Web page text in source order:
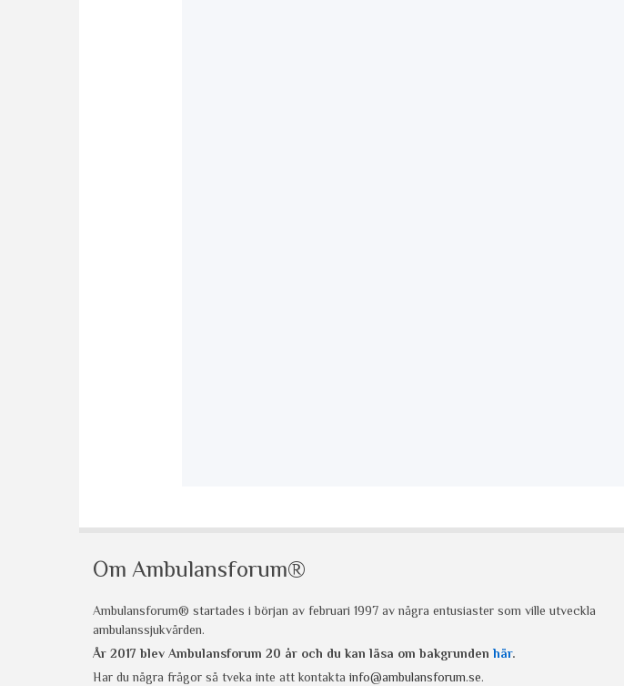
Om Ambulansforum®
Ambulansforum® startades i början av februari 1997 av några entusiaster som ville utveckla
ambulanssjukvården.
År 2017 blev Ambulansforum 20 år och du kan läsa om bakgrunden här.
Har du några frågor så tveka inte att kontakta info@ambulansforum.se.